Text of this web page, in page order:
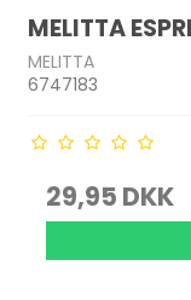
MELITTA
MELITTA
6747183
29,95 DKK